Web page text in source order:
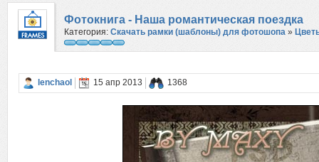
Фотокнига - Наша романтическая поездка
Категория: Скачать рамки (шаблоны) для фотошопа »
lenchaol 15 апр 2013 1368